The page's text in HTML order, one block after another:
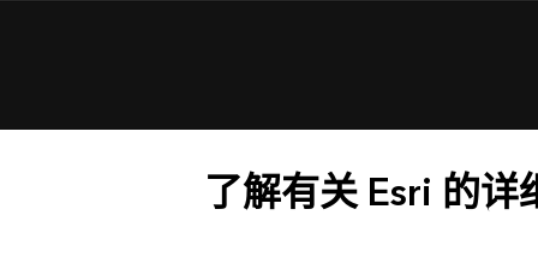
了解有关 Esri 的详